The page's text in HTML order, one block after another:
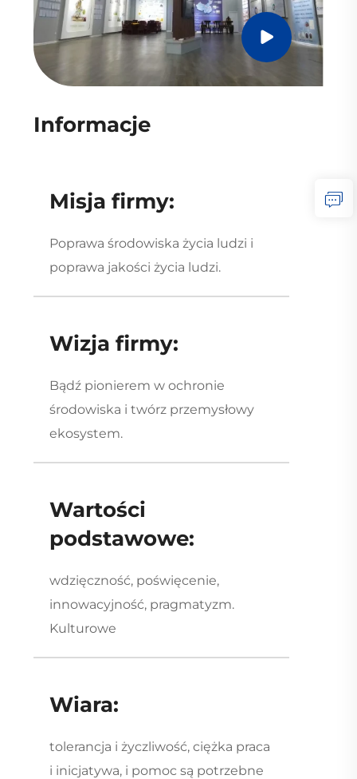
Informacje
Misja firmy:
Poprawa środowiska życia ludzi i
poprawa jakości życia ludzi.
Wizja firmy:
Bądź pionierem w ochronie
środowiska i twórz przemysłowy
ekosystem.
Wartości
podstawowe:
wdzięczność, poświęcenie,
innowacyjność, pragmatyzm.
Kulturowe
Wiara:
tolerancja i życzliwość, ciężka praca
i inicjatywa, i pomoc są potrzebne